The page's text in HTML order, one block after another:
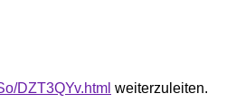
DZT3QYv.html weiterzuleiten.